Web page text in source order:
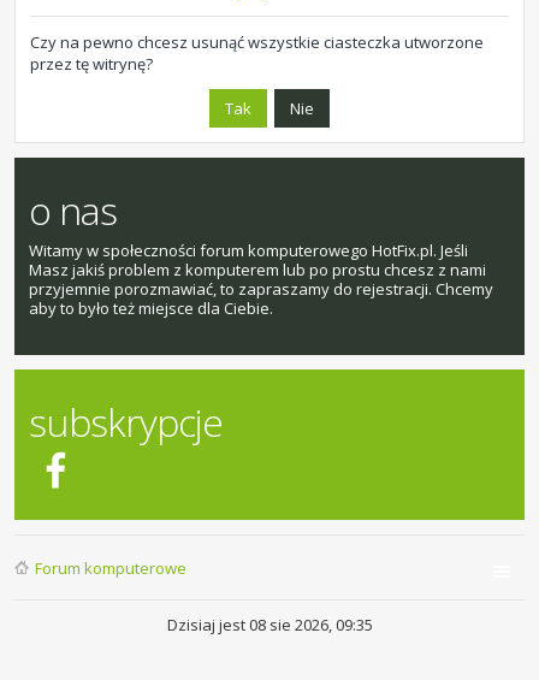
Czy na pewno chcesz usunąć wszystkie ciasteczka utworzone
przez tę witrynę?
o nas
Witamy w społeczności forum komputerowego HotFix.pl. Jeśli
Masz jakiś problem z komputerem lub po prostu chcesz z nami
przyjemnie porozmawiać, to zapraszamy do rejestracji. Chcemy
aby to było też miejsce dla Ciebie.
subskrypcje
Forum komputerowe
Dzisiaj jest 08 sie 2026, 09:35